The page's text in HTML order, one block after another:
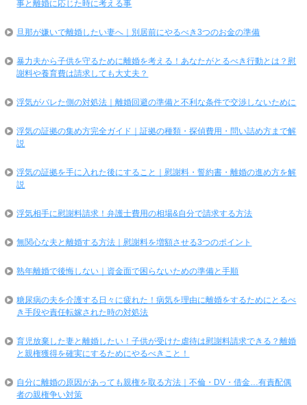
事と離婚に応じた時に考える事
旦那が嫌いで離婚したい妻へ｜別居前にやるべき3つのお金の準備
暴力夫から子供を守るために離婚を考える！あなたがとるべき行動とは？慰
謝料や養育費は請求しても大丈夫？
浮気がバレた側の対処法｜離婚回避の準備と不利な条件で交渉しないために
浮気の証拠の集め方完全ガイド｜証拠の種類・探偵費用・問い詰め方まで解
説
浮気の証拠を手に入れた後にすること｜慰謝料・誓約書・離婚の進め方を解
説
浮気相手に慰謝料請求！弁護士費用の相場&自分で請求する方法
無関心な夫と離婚する方法｜慰謝料を増額させる3つのポイント
熟年離婚で後悔しない｜資金面で困らないための準備と手順
糖尿病の夫を介護する日々に疲れた！病気を理由に離婚をするためにとるべ
き手段や責任転嫁された時の対処法
育児放棄した妻と離婚したい！子供が受けた虐待は慰謝料請求できる？離婚
と親権獲得を確実にするためにやるべきこと！
自分に離婚の原因があっても親権を取る方法｜不倫・DV・借金…有責配偶
者の親権争い対策